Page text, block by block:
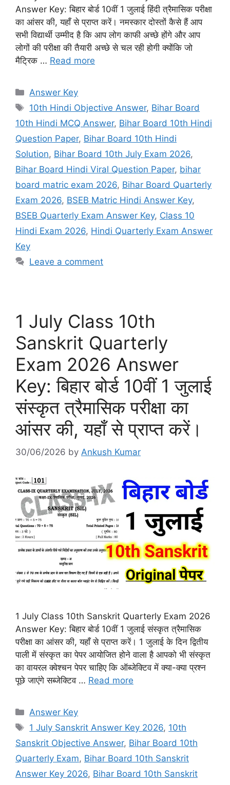
Answer Key: बिहार बोर्ड 10वीं 1 जुलाई हिंदी त्रैमासिक परीक्षा
का आंसर की, यहाँ से प्राप्त करें। नमस्कार दोस्तों कैसे हैं आप
सभी विद्यार्थी उम्मीद है कि आप लोग काफी अच्छे होंगे और आप
लोगों की परीक्षा की तैयारी अच्छे से चल रही होगी क्योंकि जो
मैट्रिक … Read more
Categories
Answer Key
Tags
10th Hindi Objective Answer, Bihar Board
10th Hindi MCQ Answer, Bihar Board 10th Hindi
Question Paper, Bihar Board 10th Hindi
Solution, Bihar Board 10th July Exam 2026,
Bihar Board Hindi Viral Question Paper, bihar
board matric exam 2026, Bihar Board Quarterly
Exam 2026, BSEB Matric Hindi Answer Key,
BSEB Quarterly Exam Answer Key, Class 10
Hindi Exam 2026, Hindi Quarterly Exam Answer
Key
Leave a comment
1 July Class 10th
Sanskrit Quarterly
Exam 2026 Answer
Key: बिहार बोर्ड 10वीं 1 जुलाई
संस्कृत त्रैमासिक परीक्षा का
आंसर की, यहाँ से प्राप्त करें।
30/06/2026 by Ankush Kumar
1 July Class 10th Sanskrit Quarterly Exam 2026
Answer Key: बिहार बोर्ड 10वीं 1 जुलाई संस्कृत त्रैमासिक
परीक्षा का आंसर की, यहाँ से प्राप्त करें। 1 जुलाई के दिन द्वितीय
पाली में संस्कृत का पेपर आयोजित होने वाला है आपको भी संस्कृत
का वायरल क्वेश्चन पेपर चाहिए कि ऑब्जेक्टिव में क्या-क्या प्रश्न
पूछे जाएंगे सब्जेक्टिव … Read more
Categories
Answer Key
Tags
1 July Sanskrit Answer Key 2026, 10th
Sanskrit Objective Answer, Bihar Board 10th
Quarterly Exam, Bihar Board 10th Sanskrit
Answer Key 2026, Bihar Board 10th Sanskrit